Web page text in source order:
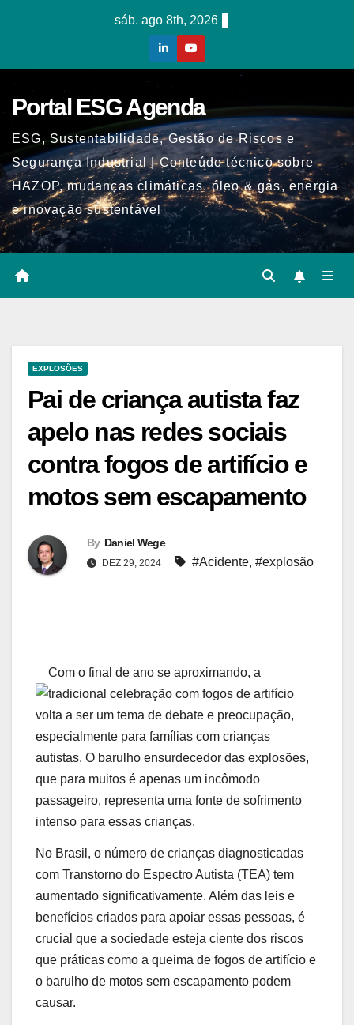
sáb. ago 8th, 2026
Portal ESG Agenda
ESG, Sustentabilidade, Gestão de Riscos e
Segurança Industrial | Conteúdo técnico sobre
HAZOP, mudanças climáticas, óleo & gás, energia
e inovação sustentável
EXPLOSÕES
​Pai de criança autista faz
apelo nas redes sociais
contra fogos de artifício e
motos sem escapamento
By Daniel Wege
DEZ 29, 2024 #Acidente, #explosão
Com o final de ano se aproximando, a
tradicional celebração com fogos de artifício
volta a ser um tema de debate e preocupação,
especialmente para famílias com crianças
autistas. O barulho ensurdecedor das explosões,
que para muitos é apenas um incômodo
passageiro, representa uma fonte de sofrimento
intenso para essas crianças.
No Brasil, o número de crianças diagnosticadas
com Transtorno do Espectro Autista (TEA) tem
aumentado significativamente. Além das leis e
benefícios criados para apoiar essas pessoas, é
crucial que a sociedade esteja ciente dos riscos
que práticas como a queima de fogos de artifício e
o barulho de motos sem escapamento podem
causar.